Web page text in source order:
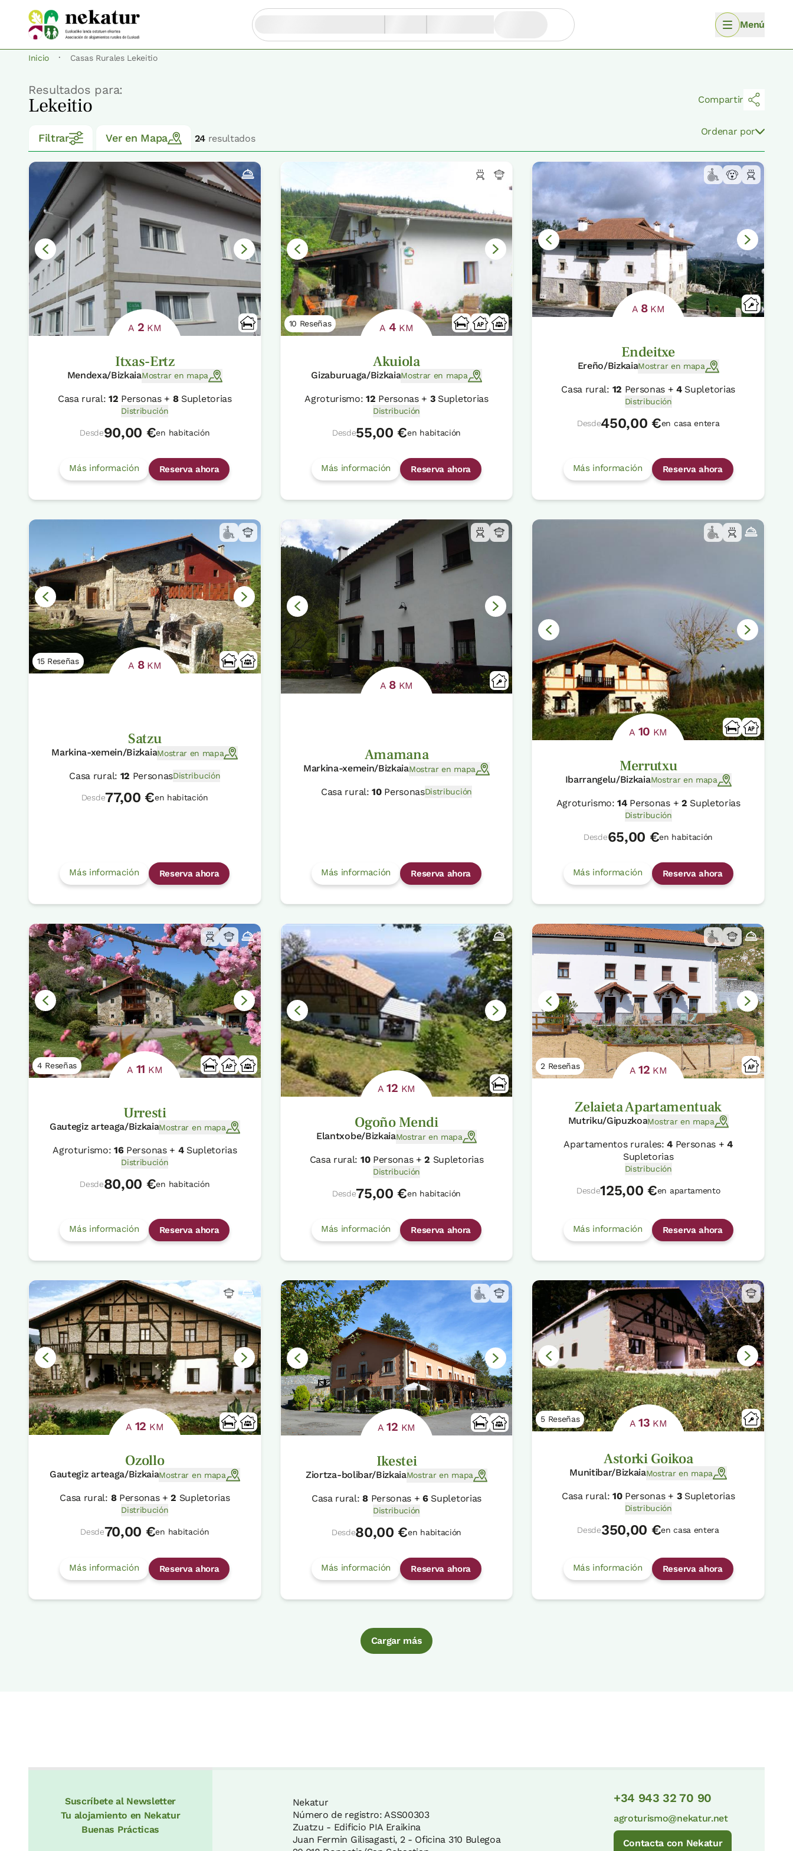
Menú
Inicio · Casas Rurales Lekeitio
Resultados para:
Lekeitio Compartir
Filtrar Ver en Mapa 24 resultados
Ordenar por
A 2 KM
Itxas-Ertz
Mendexa/BizkaiaMostrar en mapa
Casa rural:12 Personas + 8Supletorias
Distribución
Desde90,00 €en habitación
Más información Reserva ahora
10 Reseñas A 4 KM
Akuiola
Gizaburuaga/BizkaiaMostrar en mapa
Agroturismo:12 Personas + 3Supletorias
Distribución
Desde55,00 €en habitación
Más información Reserva ahora
A 8KM
Endeitxe
Ereño/BizkaiaMostrar en mapa
Casa rural: 12 Personas +4Supletorias
Distribución
Desde450,00 €en casa entera
Más información Reserva ahora
15 Reseñas A 8KM
Satzu
Markina-xemein/BizkaiaMostrar en mapa
Casa rural: 12 PersonasDistribución
Desde77,00 €en habitación
Más información Reserva ahora
A 8KM
Amamana
Markina-xemein/BizkaiaMostrar en mapa
Casa rural:10PersonasDistribución
Más información Reserva ahora
A 10 KM
Merrutxu
Ibarrangelu/BizkaiaMostrar en mapa
Agroturismo:14Personas + 2 Supletorias
Distribución
Desde65,00 €en habitación
Más información Reserva ahora
4 Reseñas A 11 KM
Urresti
Gautegiz arteaga/BizkaiaMostrar en mapa
Agroturismo:16Personas + 4Supletorias
Distribución
Desde80,00 €en habitación
Más información Reserva ahora
A12 KM
Ogoño Mendi
Elantxobe/BizkaiaMostrar en mapa
Casa rural: 10Personas +2 Supletorias
Distribución
Desde75,00 €en habitación
Más información Reserva ahora
2 Reseñas A12 KM
Zelaieta Apartamentuak
Mutriku/GipuzkoaMostrar en mapa
Apartamentos rurales:4 Personas +4
Supletorias
Distribución
Desde125,00 €en apartamento
Más información Reserva ahora
A 12 KM
Ozollo
Gautegiz arteaga/BizkaiaMostrar en mapa
Casa rural: 8Personas +2 Supletorias
Distribución
Desde70,00 €en habitación
Más información Reserva ahora
A12 KM
Ikestei
Ziortza-bolibar/BizkaiaMostrar en mapa
Casa rural:8Personas +6Supletorias
Distribución
Desde80,00 €en habitación
Más información Reserva ahora
5 Reseñas A13 KM
Astorki Goikoa
Munitibar/BizkaiaMostrar en mapa
Casa rural:10Personas + 3Supletorias
Distribución
Desde350,00 €en casa entera
Más información Reserva ahora
Cargar más
Suscríbete al Newsletter
Tu alojamiento en Nekatur
Buenas Prácticas
Nekatur
Número de registro: ASS00303
Zuatzu - Edificio PIA Eraikina
Juan Fermin Gilisagasti, 2 - Oficina 310 Bulegoa
+34 943 32 70 90
agroturismo@nekatur.net
Contacta con Nekatur